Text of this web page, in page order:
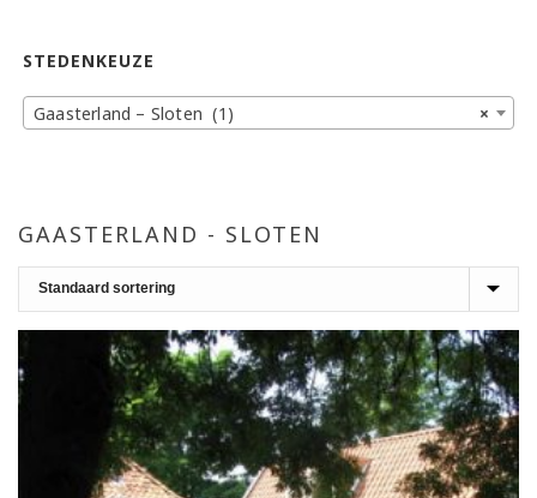
GAASTERLAND - SLOTEN
STEDENKEUZE
×
Gaasterland – Sloten (1)